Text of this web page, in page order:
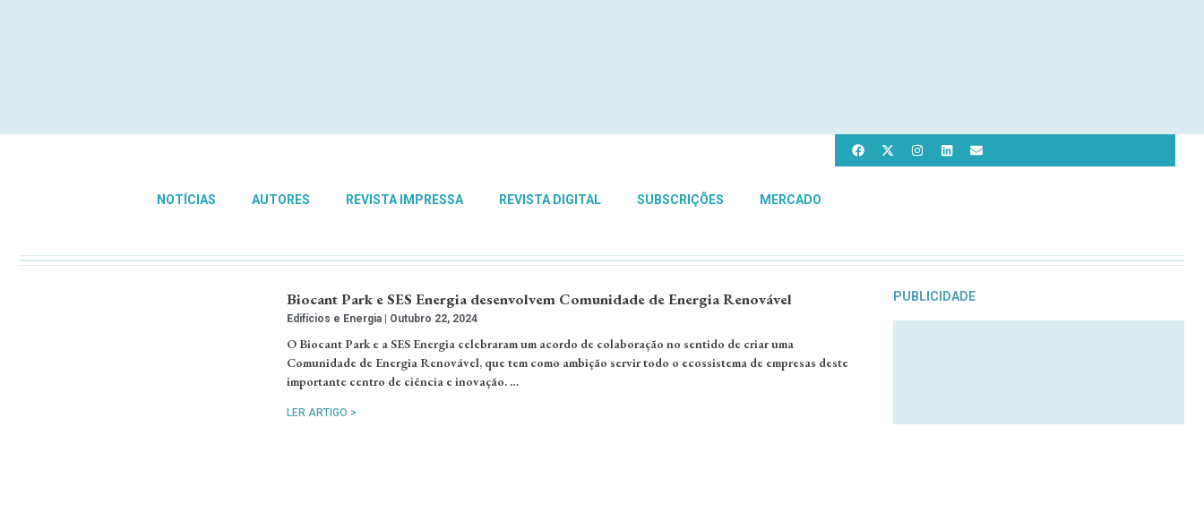
NOTÍCIAS AUTORES REVISTA IMPRESSA REVISTA DIGITAL SUBSCRIÇÕES MERCADO
Biocant Park e SES Energia desenvolvem Comunidade de Energia Renovável
Edifícios e Energia Outubro 22, 2024
O Biocant Park e a SES Energia celebraram um acordo de colaboração no sentido de criar uma
Comunidade de Energia Renovável, que tem como ambição servir todo o ecossistema de empresas deste
importante centro de ciência e inovação. …
LER ARTIGO >
PUBLICIDADE